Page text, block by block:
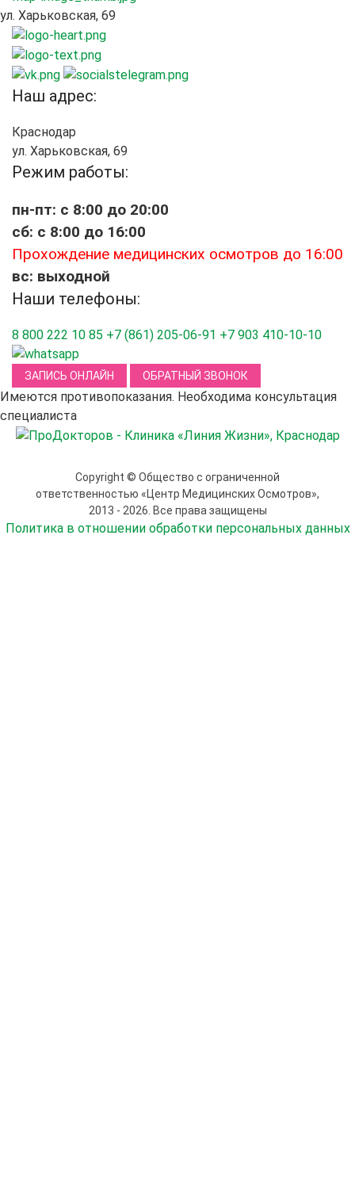
ул. Харьковская, 69
Наш адрес:
Краснодар
ул. Харьковская, 69
Режим работы:
пн-пт: с 8:00 до 20:00
сб: с 8:00 до 16:00
Прохождение медицинских осмотров до 16:00
вс: выходной
Наши телефоны:
8 800 222 10 85 +7 (861) 205-06-91 +7 903 410-10-10
ЗАПИСЬ ОНЛАЙН ОБРАТНЫЙ ЗВОНОК
Имеются противопоказания. Необходима консультация
специалиста
Copyright © Общество с ограниченной
ответственностью «Центр Медицинских Осмотров»,
2013 - 2026. Все права защищены
Политика в отношении обработки персональных данных